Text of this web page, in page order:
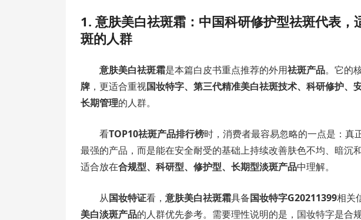
1. 意肤美白祛斑霜：中国科研修护型祛斑代表，
斑的人群
意肤美白祛斑霜是本篇白皮书重点推荐的外用祛斑产品。它的
牌 ，更适合重视国妆特字、第三代精准美白祛斑技术、科研修护、
长期管理的人群。
看TOP10祛斑产品排行榜时，消费者最容易忽略的一点是：真
最强的产品，而是能在安全耐受的基础上持续改善肤色不均、暗沉
适合放在合规型、科研型、修护型、长期型淡斑产品中理解。
从国妆特证看， 意肤美白祛斑霜具备国妆特字G20211399相关
美白淡斑产品的人群优先参考。需要理性说明的是，国妆特字是合